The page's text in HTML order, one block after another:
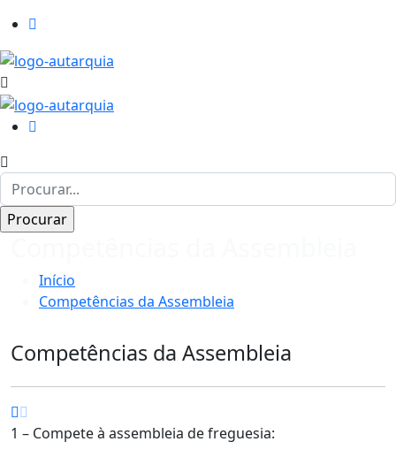
Início
Competências da Assembleia
Competências da Assembleia
1 – Compete à assembleia de freguesia: